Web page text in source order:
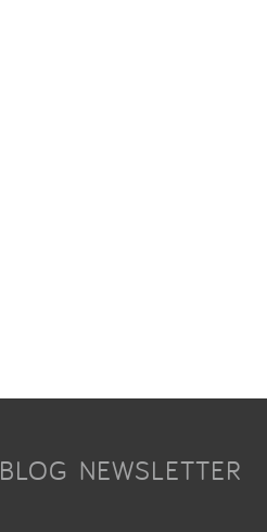
BLOG NEWSLETTER